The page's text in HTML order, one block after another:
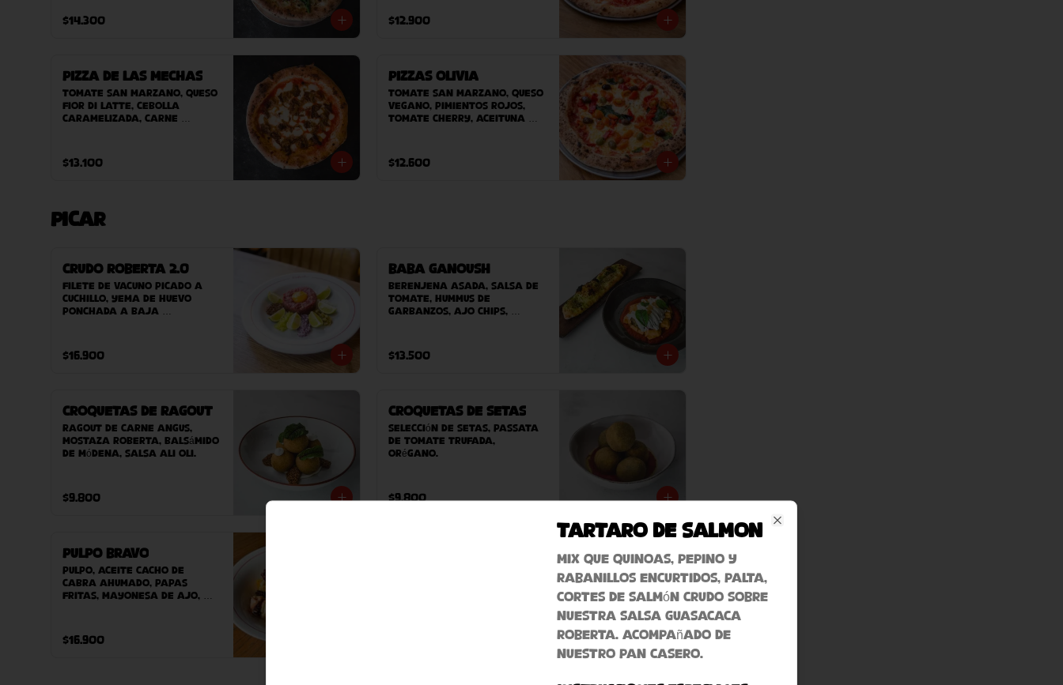
$14.300 $12.900
Pizza de las Mechas
Tomate San Marzano, queso
Fior Di Latte, cebolla
caramelizada, carne
$13.100
Pizzas Olivia
Tomate San Marzano, Queso
Vegano, pimientos rojos,
tomate Cherry, aceituna
$12.600
Picar
Crudo Roberta 2.0
Filete de vacuno picado a
cuchillo, yema de huevo
ponchada a baja
mayonesa de alcaparra,
mostaza balsámica Roberta,
$16.900
Baba Ganoush
Berenjena asada, Salsa de
tomate, hummus de
garbanzos, ajo chips,
(este plato contiene
sésamo).
$13.500
Croquetas de Ragout
Ragout de carne Angus,
mostaza Roberta, balsámido
de Módena, salsa ali oli.
$9.800
Croquetas de Setas
Selección de setas, passata
de tomate trufada,
orégano.
$9.800
Pulpo Bravo
Pulpo, aceite cacho de
cabra ahumado, papas
fritas, mayonesa de ajo,
$16.900
Tartaro de Salmon
Mix que quinoas, pepino y
rabanillos encurtidos, palta,
cortes de salmón crudo sobre
nuestra salsa guasacaca
Roberta. Acompañado de
nuestro pan casero.